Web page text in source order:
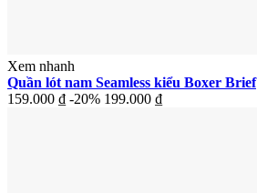
Xem nhanh
Quần lót nam Seamless kiểu Boxer Brief
159.000 ₫ -20% 199.000 ₫